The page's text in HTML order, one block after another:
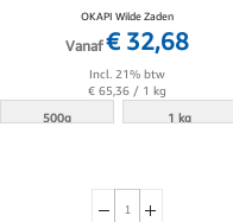
OKAPI Wilde Zaden
Vanaf € 32,68
Incl. 21% btw
€ 65,36 / 1 kg
500g
1 kg